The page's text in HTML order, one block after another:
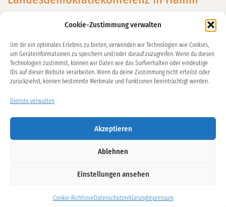
Cookie-Zustimmung verwalten
Um dir ein optimales Erlebnis zu bieten, verwenden wir Technologien wie Cookies,
um Geräteinformationen zu speichern und/oder darauf zuzugreifen. Wenn du diesen
Technologien zustimmst, können wir Daten wie das Surfverhalten oder eindeutige
IDs auf dieser Website verarbeiten. Wenn du deine Zustimmung nicht erteilst oder
zurückziehst, können bestimmte Merkmale und Funktionen beeinträchtigt werden.
Dienste verwalten
Akzeptieren
Ablehnen
Einstellungen ansehen
Cookie-RichtlinieDatenschutzerklärungImpressum
Am 9. Oktober 2024 trafen sich in Hamm in der VHS viele
Projektträger aus Demokratie Leben! zum Thema „In
Bewegung – Bündnisse für Demokratie“. Die Wichtigkeit
des Themas war den Grußworten des VHS Leiters Marco
Staatssekretärin Gonca Türkel-Dehnert deutlich
anzumerken. Die Keynote Speakerin Saraya Gomis, im
[…] weiterlesen